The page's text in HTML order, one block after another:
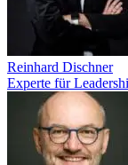
Reinhard Dischner
Experte für